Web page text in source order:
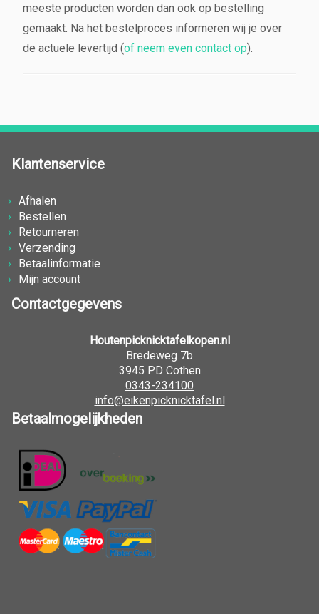
meeste producten worden dan ook op bestelling
gemaakt. Na het bestelproces informeren wij je over
de actuele levertijd (of neem even contact op).
Klantenservice
Afhalen
Bestellen
Retourneren
Verzending
Betaalinformatie
Mijn account
Contactgegevens
Houtenpicknicktafelkopen.nl
Bredeweg 7b
3945 PD Cothen
0343-234100
info@eikenpicknicktafel.nl
Betaalmogelijkheden